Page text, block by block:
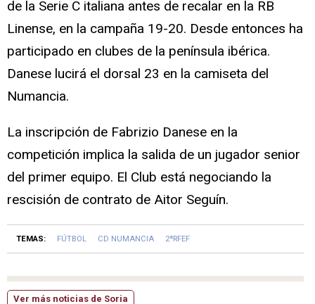
de la Serie C italiana antes de recalar en la RB
Linense, en la campaña 19-20. Desde entonces ha
participado en clubes de la península ibérica.
Danese lucirá el dorsal 23 en la camiseta del
Numancia.
La inscripción de Fabrizio Danese en la
competición implica la salida de un jugador senior
del primer equipo. El Club está negociando la
rescisión de contrato de Aitor Seguín.
TEMAS: FÚTBOL CD NUMANCIA 2ªRFEF
Ver más noticias de Soria